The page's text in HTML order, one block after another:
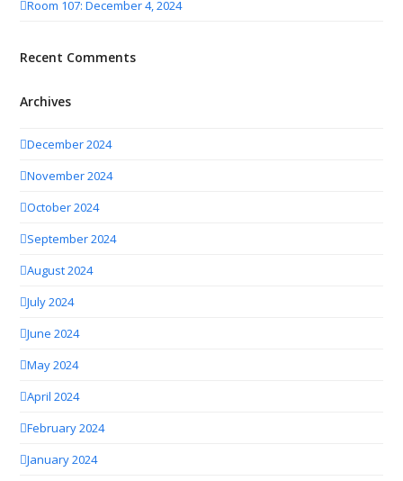
Room 107: December 4, 2024
Recent Comments
Archives
December 2024
November 2024
October 2024
September 2024
August 2024
July 2024
June 2024
May 2024
April 2024
February 2024
January 2024